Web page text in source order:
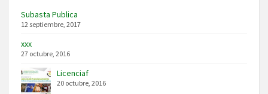
Subasta Publica
12 septiembre, 2017
xxx
27 octubre, 2016
Licenciaf
20 octubre, 2016